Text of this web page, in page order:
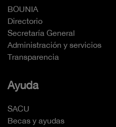
BOUNIA
Directorio
Secretaría General
Administración y servicios
Transparencia
Ayuda
SACU
Becas y ayudas